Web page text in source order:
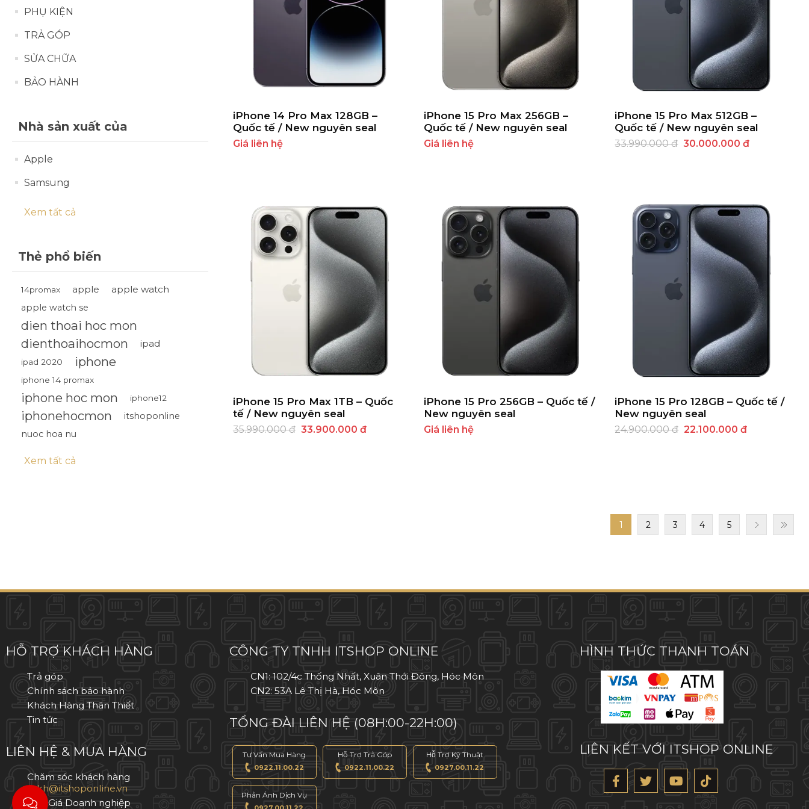
PHỤ KIỆN
TRẢ GÓP
SỬA CHỮA
BẢO HÀNH
Nhà sản xuất của
Apple
Samsung
Xem tất cả
Thẻ phổ biến
14promax apple apple watch
apple watch se
dien thoai hoc mon
dienthoaihocmon
ipad
ipad 2020 iphone
iphone 14 promax
iphone hoc mon iphone12
iphonehocmon
itshoponline
nuoc hoa nu
Xem tất cả
iPhone 14 Pro Max 128GB –
Quốc tế / New nguyên seal
Giá liên hệ
iPhone 15 Pro Max 256GB –
Quốc tế / New nguyên seal
Giá liên hệ
iPhone 15 Pro Max 512GB –
Quốc tế / New nguyên seal
33.990.000 đ 30.000.000 đ
iPhone 15 Pro Max 1TB – Quốc
tế / New nguyên seal
35.990.000 đ 33.900.000 đ
iPhone 15 Pro 256GB – Quốc tế /
New nguyên seal
Giá liên hệ
iPhone 15 Pro 128GB – Quốc tế /
New nguyên seal
24.900.000 đ 22.100.000 đ
1 2 3 4 5
HỖ TRỢ KHÁCH HÀNG
Trả góp
Chính sách bảo hành
Khách Hàng Thân Thiết
Tin tức
LIÊN HỆ & MUA HÀNG
Chăm sóc khách hàng
Báo Giá Doanh nghiệp
CÔNG TY TNHH ITSHOP ONLINE
CN1: 102/4c Thống Nhất, Xuân Thới Đông, Hóc Môn
CN2: 53A Lê Thị Hà, Hóc Môn
TỔNG ĐÀI LIÊN HỆ (08H:00-22H:00)
Tư Vấn Mua Hàng
0922.11.00.22
Hỗ Trợ Trả Góp
0922.11.00.22
Hỗ Trợ Kỹ Thuật
0927.00.11.22
Phản Ánh Dịch Vụ
HÌNH THỨC THANH TOÁN
LIÊN KẾT VỚI ITSHOP ONLINE
IPHONE 16E
IPHONE 15 PRO MAX
IPHONE 15 PLUS
IPHONE 14 PRO MAX
IPHONE 14
IPHONE 14 PLUS
IPHONE 13 PRO MAX
IPHONE 13 PRO
IPHONE 12
IPHONE X
IPHONE 8
IPHONE 7 PLUS
IPAD AIR 5